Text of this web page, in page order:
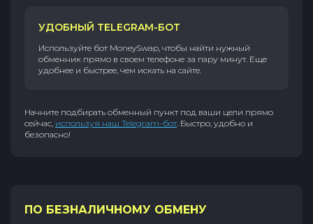
УДОБНЫЙ TELEGRAM-БОТ
Используйте бот MoneySwap, чтобы найти нужный
обменник прямо в своем телефоне за пару минут. Еще
удобнее и быстрее, чем искать на сайте.
Начните подбирать обменный пункт под ваши цели прямо
сейчас, используя наш Telegram-бот. Быстро, удобно и
безопасно!
ПО БЕЗНАЛИЧНОМУ ОБМЕНУ